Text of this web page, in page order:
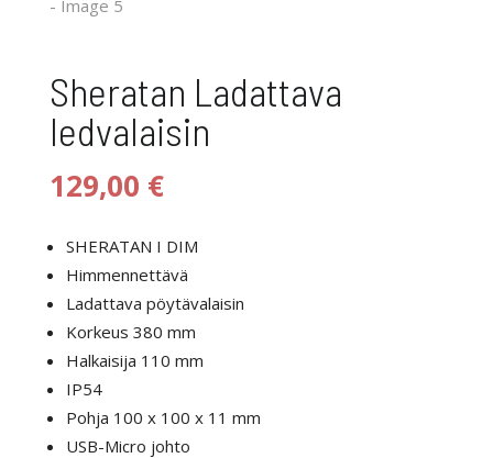
Sheratan Ladattava
ledvalaisin
129,00 €
SHERATAN I DIM
Himmennettävä
Ladattava pöytävalaisin
Korkeus 380 mm
Halkaisija 110 mm
IP54
Pohja 100 x 100 x 11 mm
USB-Micro johto